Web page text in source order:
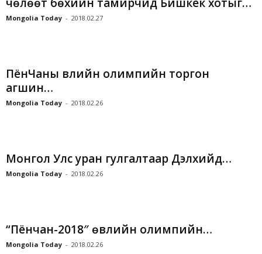
Mongolia Today - 2018.02.27
ПёнЧаны Өвлийн олимпийн торгон
агшин…
Mongolia Today - 2018.02.26
Монгол Улс уран гулгалтаар Дэлхийд…
Mongolia Today - 2018.02.26
“Пёнчан-2018″ өвлийн олимпийн…
Mongolia Today - 2018.02.26